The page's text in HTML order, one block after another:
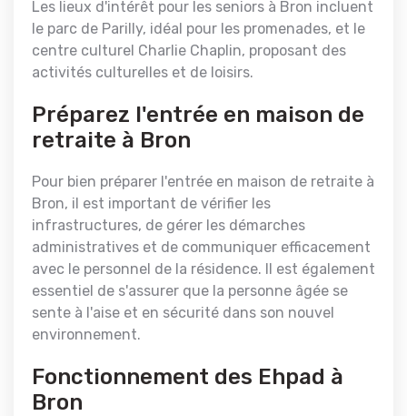
Les lieux d'intérêt pour les seniors à Bron incluent
le parc de Parilly, idéal pour les promenades, et le
centre culturel Charlie Chaplin, proposant des
activités culturelles et de loisirs.
Préparez l'entrée en maison de
retraite à Bron
Pour bien préparer l'entrée en maison de retraite à
Bron, il est important de vérifier les
infrastructures, de gérer les démarches
administratives et de communiquer efficacement
avec le personnel de la résidence. Il est également
essentiel de s'assurer que la personne âgée se
sente à l'aise et en sécurité dans son nouvel
environnement.
Fonctionnement des Ehpad à
Bron